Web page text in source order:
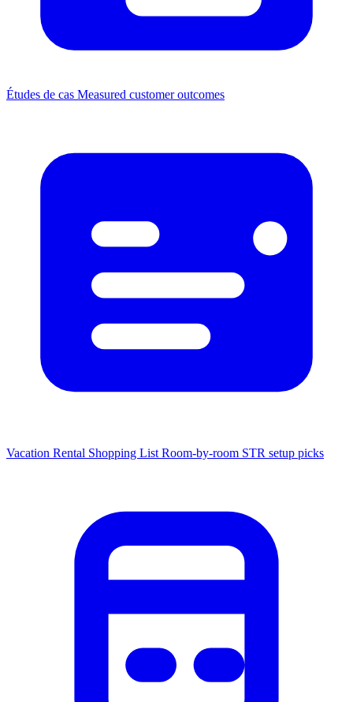
Études de cas Measured customer outcomes
Vacation Rental Shopping List Room-by-room STR setup picks